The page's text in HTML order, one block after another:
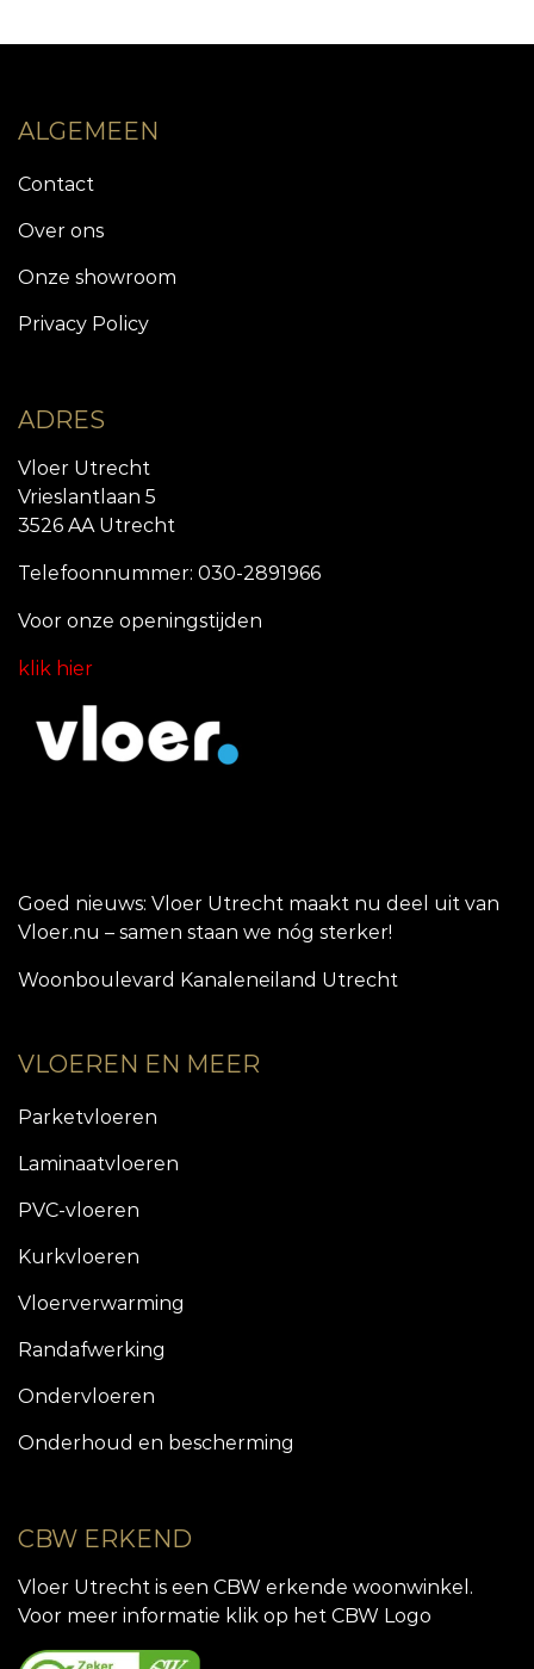
ALGEMEEN
Contact
Over ons
Onze showroom
Privacy Policy
ADRES
Vloer Utrecht
Vrieslantlaan 5
3526 AA Utrecht
Telefoonnummer: 030-2891966
Voor onze openingstijden
klik hier
Goed nieuws: Vloer Utrecht maakt nu deel uit van
Vloer.nu – samen staan we nóg sterker!
Woonboulevard Kanaleneiland Utrecht
VLOEREN EN MEER
Parketvloeren
Laminaatvloeren
PVC-vloeren
Kurkvloeren
Vloerverwarming
Randafwerking
Ondervloeren
Onderhoud en bescherming
CBW ERKEND
Vloer Utrecht is een CBW erkende woonwinkel.
Voor meer informatie klik op het CBW Logo